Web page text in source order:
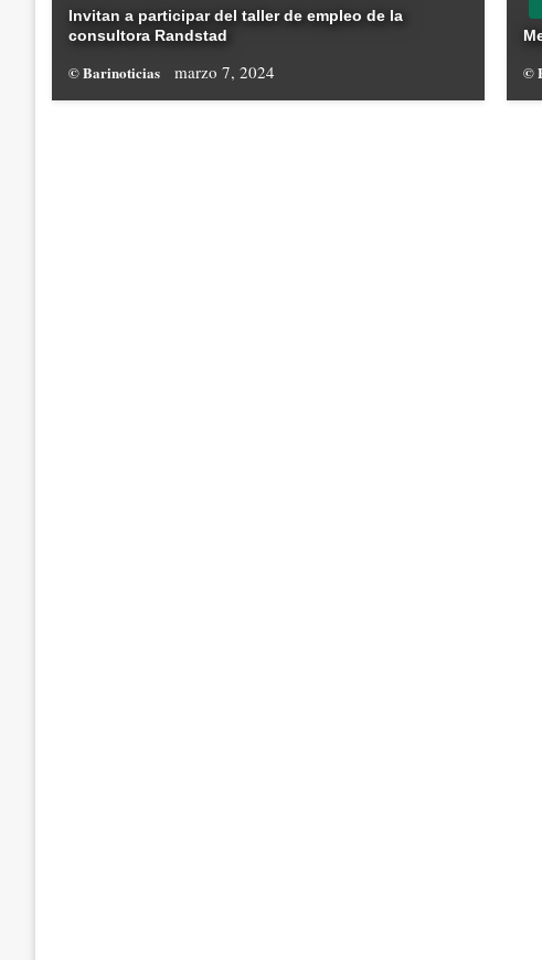
Invitan a participar del taller de empleo de la
consultora Randstad
© Barinoticias marzo 7, 2024 ©